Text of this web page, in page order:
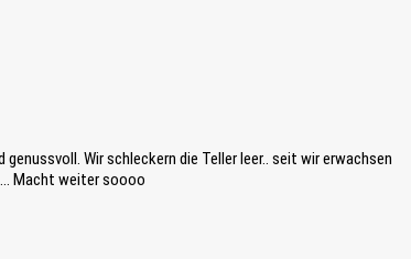
Wir schleckern die Teller leer.. seit wir erwachsen
Macht weiter soooo